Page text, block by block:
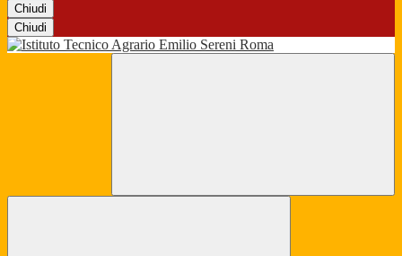
Chiudi
Chiudi